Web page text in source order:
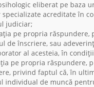
eliberat pe baza
acreditate în
judiciar;
pe propria
de înscriere, sau
al acesteia, în
pe propria răspundere,
privind faptul că, în
individual de muncă